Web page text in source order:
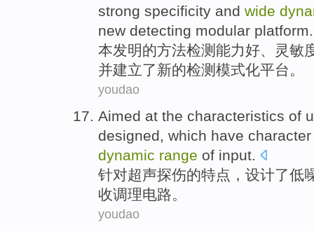
strong specificity and wide
new detecting modular platform.
本发明的方法检测 能力好、灵敏
并建立了新的检测模式化平台。
youdao
Aimed at the characteristics of
designed, which have
dynamic range of input.
针对超声探伤的特点 ， 设计了低
收调理电路。
youdao